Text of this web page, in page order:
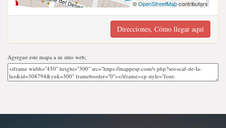
©OpenStreetMapcontributors
Direcciones, Cómo llegar aquí
Agregue este mapa a su sitio web;